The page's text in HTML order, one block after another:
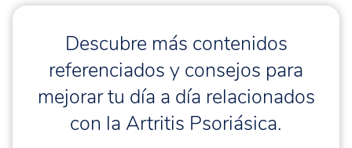
Descubre más contenidos
referenciados y consejos para
mejorar tu día a día relacionados
con la Artritis Psoriásica.